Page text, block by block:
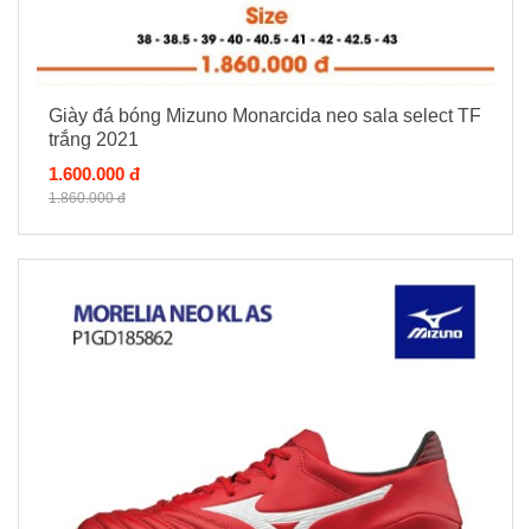
Giày đá bóng Mizuno Monarcida neo sala select TF
trắng 2021
1.600.000 đ
1.860.000 đ